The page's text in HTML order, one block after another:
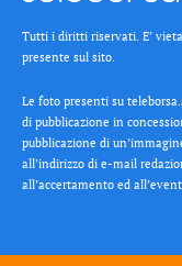
Tutti i diritti riservati. E’
presente sul sito.
Le foto presenti su
di pubblicazione in
pubblicazione di
all’indirizzo di e-mail
all’accertamento ed